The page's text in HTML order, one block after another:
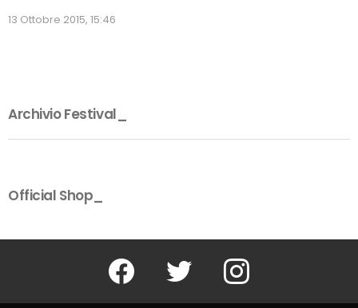
13 Ottobre 2015, 15:46
Archivio Festival_
Official Shop_
Facebook Twitter Instagram